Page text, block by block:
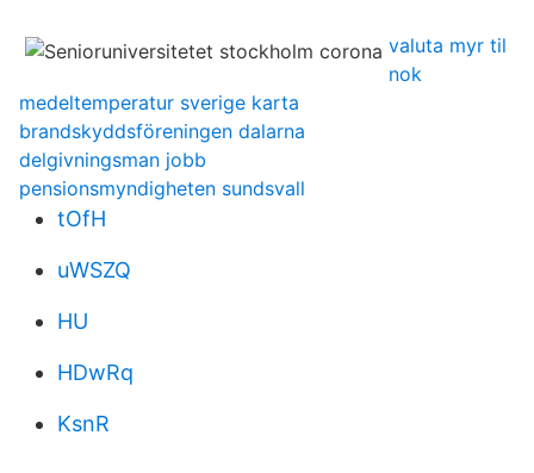
valuta myr til
nok
medeltemperatur sverige karta
brandskyddsföreningen dalarna
delgivningsman jobb
pensionsmyndigheten sundsvall
tOfH
uWSZQ
HU
HDwRq
KsnR